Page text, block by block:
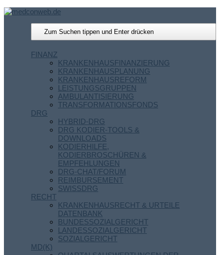
FINANZ
KRANKENHAUSFINANZIERUNG
KRANKENHAUSPLANUNG
KRANKENHAUSREFORM
LEISTUNGSGRUPPEN
AMBULANTISIERUNG
TRANSFORMATIONSFONDS
DRG
HYBRID-DRG
DRG KODIER-TOOLS &
DOWNLOADS
KODIERHILFE,
KODIERBROSCHÜREN &
EMPFEHLUNGEN
DRG-CHAT/FORUM
REIMBURSEMENT
SWISSDRG
RECHT
KRANKENHAUSRECHT & URTEILE
DATENBANK
BUNDESSOZIALGERICHT
LANDESSOZIALGERICHT
SOZIALGERICHT
MD(K)